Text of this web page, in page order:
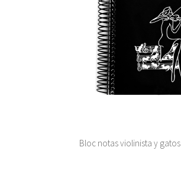
Bloc notas violinista y gatos